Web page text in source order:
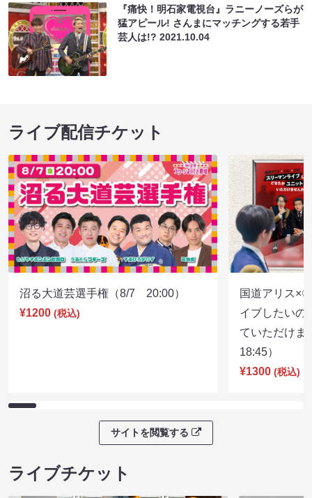
『痛快！明石家電視台』ラニーノーズらが
猛アピール! さんまにマッチングする若手
芸人は!?2021.10.04
ライブ配信チケット
沼る大道芸選手権（8/7 20:00）
¥1200 (税込)
国道アリス×
イブしたいの
ていただけ
18:45）
¥1300 (税込)
サイトを閲覧する
ライブチケット